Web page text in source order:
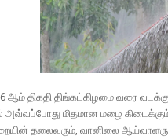
ஆம் திகதி திங்கட்கிழமை வரை
அவ்வப்போது மிதமான மழை
தலைவரும், வானிலை